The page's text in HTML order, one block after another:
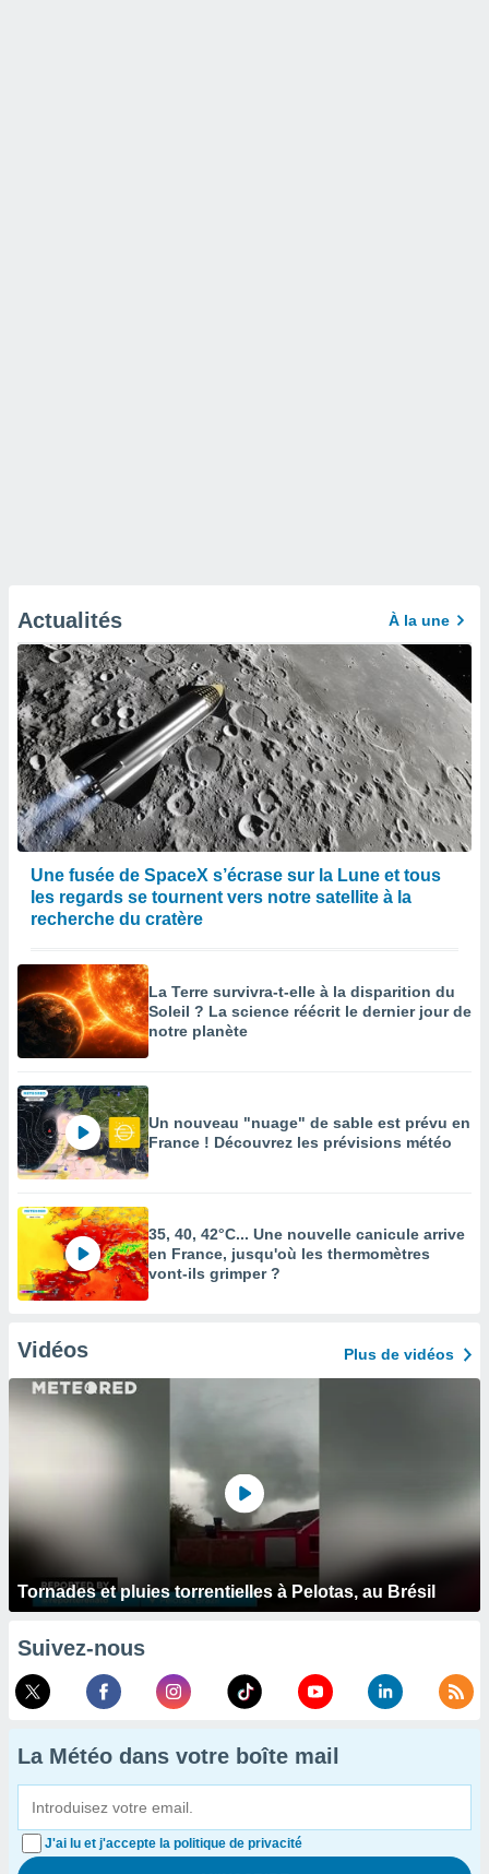
Actualités À la une
Une fusée de SpaceX s’écrase sur la Lune et tous
les regards se tournent vers notre satellite à la
recherche du cratère
La Terre survivra-t-elle à la disparition du
Soleil ? La science réécrit le dernier jour de
notre planète
Un nouveau "nuage" de sable est prévu en
France ! Découvrez les prévisions météo
35, 40, 42°C... Une nouvelle canicule arrive
en France, jusqu'où les thermomètres
vont-ils grimper ?
Vidéos Plus de vidéos
Tornades et pluies torrentielles à Pelotas, au Brésil
Suivez-nous
La Météo dans votre boîte mail
J'ai lu et j'accepte la politique de privacité